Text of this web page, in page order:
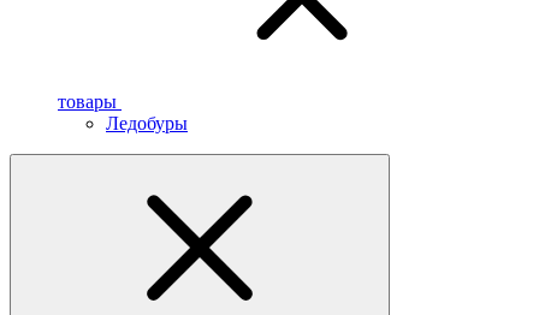
товары
Ледобуры